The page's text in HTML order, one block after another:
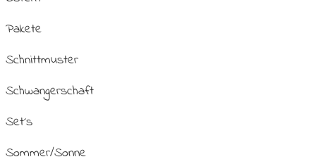
Pakete
Schnittmuster
Schwangerschaft
Set´s
Sommer/Sonne